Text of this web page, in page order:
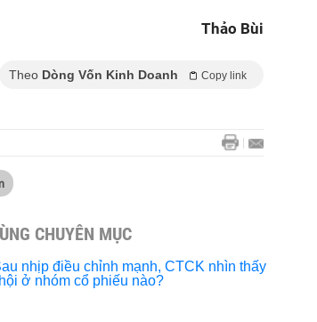
Thảo Bùi
Theo Dòng Vốn Kinh Doanh Copy link
CHUYÊN MỤC